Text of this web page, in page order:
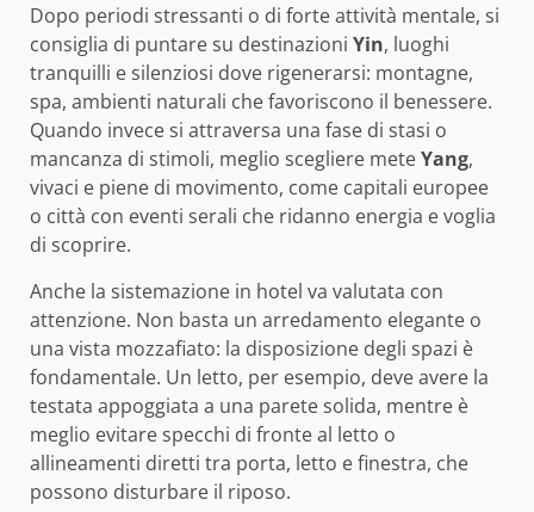
Dopo periodi stressanti o di forte attività mentale, si
consiglia di puntare su destinazioni Yin, luoghi
tranquilli e silenziosi dove rigenerarsi: montagne,
spa, ambienti naturali che favoriscono il benessere.
Quando invece si attraversa una fase di stasi o
mancanza di stimoli, meglio scegliere meteYang,
vivaci e piene di movimento, come capitali europee
o città con eventi serali che ridanno energia e voglia
di scoprire.
Anche la sistemazione in hotel va valutata con
attenzione. Non basta un arredamento elegante o
una vista mozzafiato: la disposizione degli spazi è
fondamentale. Un letto, per esempio, deve avere la
testata appoggiata a una parete solida, mentre è
meglio evitare specchi di fronte al letto o
allineamenti diretti tra porta, letto e finestra, che
possono disturbare il riposo.